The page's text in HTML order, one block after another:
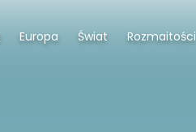
Europa Świat Rozmaitości